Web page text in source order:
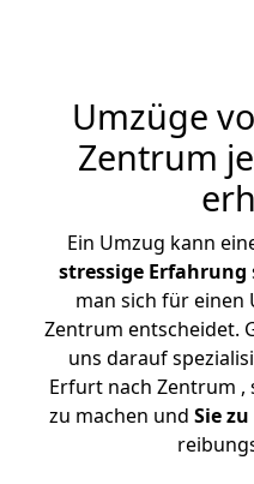
Umzüge
Zentrum
Ein Umzug kann
stressige Erfahrung
man sich für einen
Zentrum entscheidet.
uns darauf
Erfurt nach Zentrum ,
zu machen und Sie